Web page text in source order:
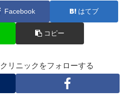
Facebook はてブ
コピー
リニックをフォローする